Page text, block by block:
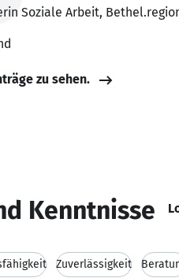
Soziale Arbeit,
zu sehen.
Kenntnisse
Zuverlässigkeit